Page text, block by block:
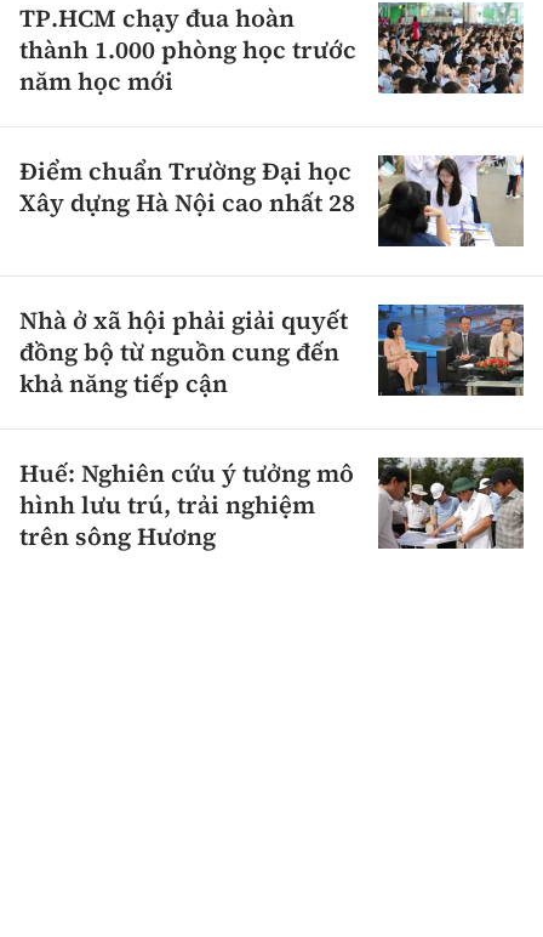
TP.HCM chạy đua hoàn
thành 1.000 phòng học trước
năm học mới
Điểm chuẩn Trường Đại học
Xây dựng Hà Nội cao nhất 28
Nhà ở xã hội phải giải quyết
đồng bộ từ nguồn cung đến
khả năng tiếp cận
Huế: Nghiên cứu ý tưởng mô
hình lưu trú, trải nghiệm
trên sông Hương